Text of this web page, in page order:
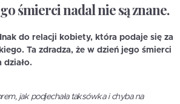
śmierci nadal nie są znane.
do relacji kobiety, która podaje się za
Ta zdradza, że w dzień jego śmierci
działo.
jak podjechała taksówka i chyba na